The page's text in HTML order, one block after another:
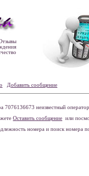
Добавить сообщение
7076136673 неизвестный оператор
Оставить сообщение или
номера и поиск номера